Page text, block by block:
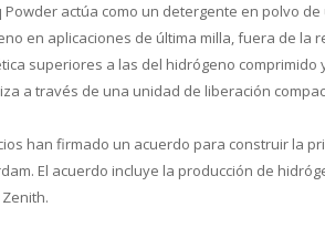
Powder actúa como un detergente en polvo
en aplicaciones de última milla, fuera de la
superiores a las del hidrógeno
a través de una unidad de liberación
han firmado un acuerdo para construir la
El acuerdo incluye la producción de